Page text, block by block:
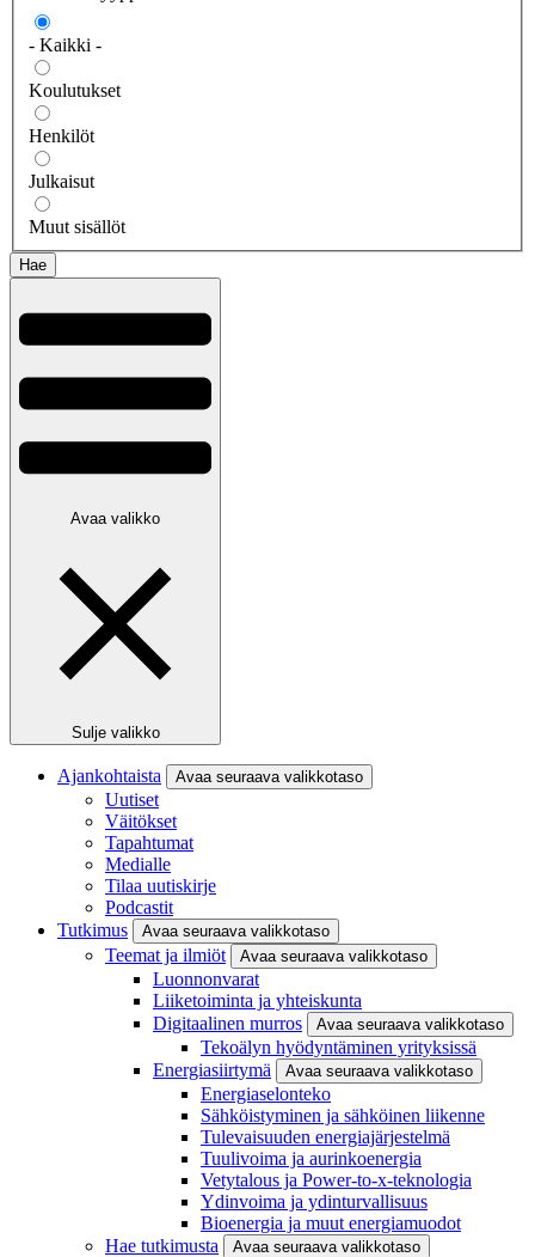
- Kaikki -
Koulutukset
Henkilöt
Julkaisut
Muut sisällöt
Avaa valikko
Sulje valikko
Ajankohtaista Avaa seuraava valikkotaso
Uutiset
Väitökset
Tapahtumat
Medialle
Tilaa uutiskirje
Podcastit
Tutkimus
Avaa seuraava valikkotaso
Teemat ja ilmiöt Avaa seuraava valikkotaso
Luonnonvarat
Liiketoiminta ja yhteiskunta
Digitaalinen murros
Avaa seuraava valikkotaso
Tekoälyn hyödyntäminen yrityksissä
Energiasiirtymä
Avaa seuraava valikkotaso
Energiaselonteko
Sähköistyminen ja sähköinen liikenne
Tulevaisuuden energiajärjestelmä
Tuulivoima ja aurinkoenergia
Vetytalous ja Power-to-x-teknologia
Ydinvoima ja ydinturvallisuus
Bioenergia ja muut energiamuodot
Hae tutkimusta
Avaa seuraava valikkotaso